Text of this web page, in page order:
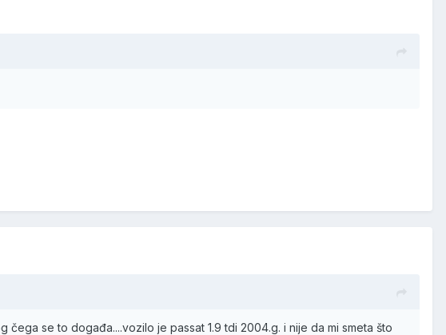
se to događa....vozilo je passat 1.9 tdi 2004.g. i nije da mi smeta što